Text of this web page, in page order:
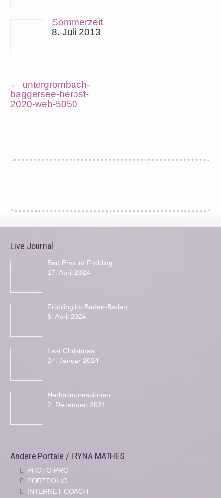
Sommerzeit
8. Juli 2013
← untergrombach-
baggersee-herbst-
2020-web-5050
Live Journal
Bad Ems im Frühling
17. April 2024
Frühling im Baden-Baden
8. April 2024
Last Christmas
24. Januar 2024
Herbstimpressionen
2. Dezember 2021
Andere Portale / IRYNA MATHES
PHOTO PRO
PORTFOLIO
INTERNET COACH